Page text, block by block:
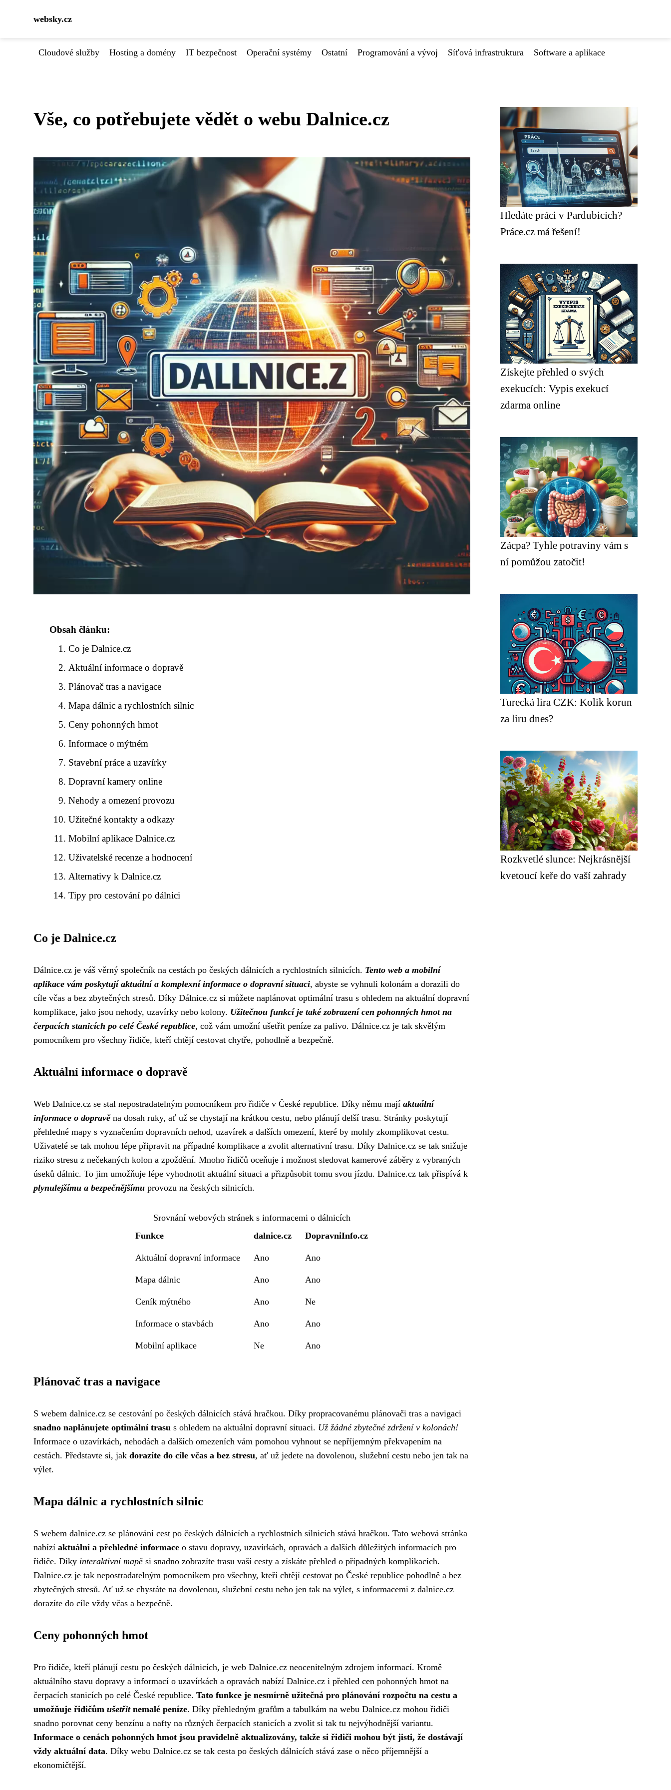
websky.cz
Cloudové služby Hosting a domény IT bezpečnost Operační systémy Ostatní Programování a vývoj Síťová infrastruktura Software a aplikace
Vše, co potřebujete vědět o webu Dalnice.cz
Obsah článku:
Co je Dalnice.cz
Aktuální informace o dopravě
Plánovač tras a navigace
Mapa dálnic a rychlostních silnic
Ceny pohonných hmot
Informace o mýtném
Stavební práce a uzavírky
Dopravní kamery online
Nehody a omezení provozu
Užitečné kontakty a odkazy
Mobilní aplikace Dalnice.cz
Uživatelské recenze a hodnocení
Alternativy k Dalnice.cz
Tipy pro cestování po dálnici
Co je Dalnice.cz
Dálnice.cz je váš věrný společník na cestách po českých dálnicích a rychlostních silnicích. Tento web a mobilní
aplikace vám poskytují aktuální a komplexní informace o dopravní situaci, abyste se vyhnuli kolonám a dorazili do
cíle včas a bez zbytečných stresů. Díky Dálnice.cz si můžete naplánovat optimální trasu s ohledem na aktuální dopravní
komplikace, jako jsou nehody, uzavírky nebo kolony. Užitečnou funkcí je také zobrazení cen pohonných hmot na
čerpacích stanicích po celé České republice, což vám umožní ušetřit peníze za palivo. Dálnice.cz je tak skvělým
pomocníkem pro všechny řidiče, kteří chtějí cestovat chytře, pohodlně a bezpečně.
Aktuální informace o dopravě
Web Dalnice.cz se stal nepostradatelným pomocníkem pro řidiče v České republice. Díky němu mají aktuální
informace o dopravěna dosah ruky, ať už se chystají na krátkou cestu, nebo plánují delší trasu. Stránky poskytují
přehledné mapy s vyznačením dopravních nehod, uzavírek a dalších omezení, které by mohly zkomplikovat cestu.
Uživatelé se tak mohou lépe připravit na případné komplikace a zvolit alternativní trasu. Díky Dalnice.cz se tak snižuje
riziko stresu z nečekaných kolon a zpoždění. Mnoho řidičů oceňuje i možnost sledovat kamerové záběry z vybraných
úseků dálnic. To jim umožňuje lépe vyhodnotit aktuální situaci a přizpůsobit tomu svou jízdu. Dalnice.cz tak přispívá k
plynulejšímu a bezpečnějšímu provozu na českých silnicích.
Srovnání webových stránek s informacemi o dálnicích
Funkce
dalnice.cz DopravniInfo.cz
Aktuální dopravní informace Ano Ano
Mapa dálnic Ano Ano
Ceník mýtného Ano Ne
Informace o stavbách Ano Ano
Mobilní aplikace Ne Ano
Plánovač tras a navigace
S webem dalnice.cz se cestování po českých dálnicích stává hračkou. Díky propracovanému plánovači tras a navigaci
snadno naplánujete optimální trasu s ohledem na aktuální dopravní situaci. Už žádné zbytečné zdržení v kolonách!
Informace o uzavírkách, nehodách a dalších omezeních vám pomohou vyhnout se nepříjemným překvapením na
cestách. Představte si, jak dorazíte do cíle včas a bez stresu, ať už jedete na dovolenou, služební cestu nebo jen tak na
výlet.
Mapa dálnic a rychlostních silnic
S webem dalnice.cz se plánování cest po českých dálnicích a rychlostních silnicích stává hračkou. Tato webová stránka
nabízí aktuální a přehledné informace o stavu dopravy, uzavírkách, opravách a dalších důležitých informacích pro
řidiče. Díky interaktivní mapě si snadno zobrazíte trasu vaší cesty a získáte přehled o případných komplikacích.
Dalnice.cz je tak nepostradatelným pomocníkem pro všechny, kteří chtějí cestovat po České republice pohodlně a bez
zbytečných stresů. Ať už se chystáte na dovolenou, služební cestu nebo jen tak na výlet, s informacemi z dalnice.cz
dorazíte do cíle vždy včas a bezpečně.
Ceny pohonných hmot
Pro řidiče, kteří plánují cestu po českých dálnicích, je web Dalnice.cz neocenitelným zdrojem informací. Kromě
aktuálního stavu dopravy a informací o uzavírkách a opravách nabízí Dalnice.cz i přehled cen pohonných hmot na
čerpacích stanicích po celé České republice. Tato funkce je nesmírně užitečná pro plánování rozpočtu na cestu a
umožňuje řidičům ušetřitnemalé peníze. Díky přehledným grafům a tabulkám na webu Dalnice.cz mohou řidiči
snadno porovnat ceny benzínu a nafty na různých čerpacích stanicích a zvolit si tak tu nejvýhodnější variantu.
Informace o cenách pohonných hmot jsou pravidelně aktualizovány, takže si řidiči mohou být jisti, že dostávají
vždy aktuální data. Díky webu Dalnice.cz se tak cesta po českých dálnicích stává zase o něco příjemnější a
ekonomičtější.
Hledáte práci v Pardubicích?
Práce.cz má řešení!
Získejte přehled o svých
exekucích: Vypis exekucí
zdarma online
Zácpa? Tyhle potraviny vám s
ní pomůžou zatočit!
Turecká lira CZK: Kolik korun
za liru dnes?
Rozkvetlé slunce: Nejkrásnější
kvetoucí keře do vaší zahrady